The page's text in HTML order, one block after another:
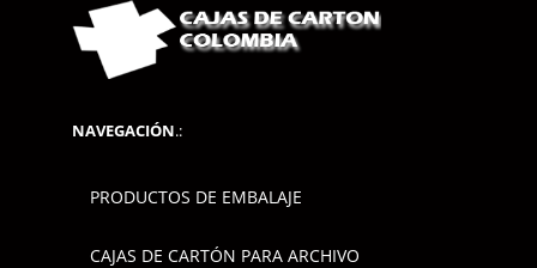
NAVEGACIÓN.:
PRODUCTOS DE EMBALAJE
CAJAS DE CARTÓN PARA ARCHIVO